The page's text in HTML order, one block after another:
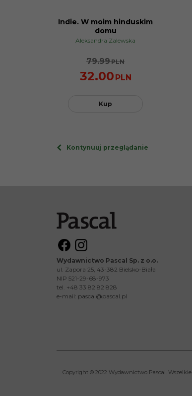
Indie. W moim hinduskim
domu
Aleksandra Zalewska
79.99PLN
32.00 PLN
Kup
Kontynuuj przeglądanie
Wydawnictwo Pascal Sp. z o.o.
ul. Zapora 25, 43-382 Bielsko-Biała
NIP 521-29-68-973
tel. +48 33 82 82 828
e-mail: pascal@pascal.pl
Copyright © 2022 Wydawnictwo Pascal.